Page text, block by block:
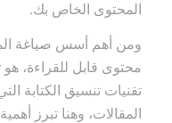
المحتوى الخاص بك.
ومن أهم أسس صياغة
محتوى قابل للقراءة،
تقنيات تنسيق الكتابة
المقالات، وهنا تبرز